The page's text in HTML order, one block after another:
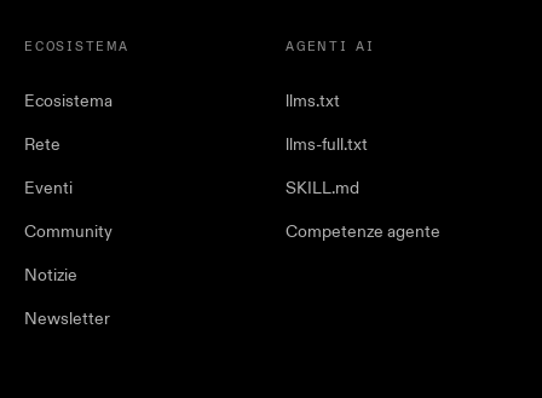
ECOSISTEMA
Ecosistema
Rete
Eventi
Community
Notizie
Newsletter
AGENTI AI
llms.txt
llms-full.txt
SKILL.md
Competenze agente